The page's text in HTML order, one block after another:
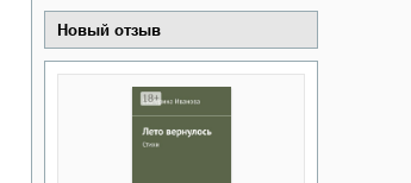
Новый отзыв